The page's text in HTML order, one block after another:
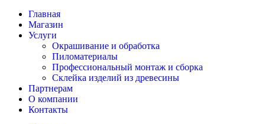
Главная
Магазин
Услуги
Окрашивание и обработка
Пиломатериалы
Профессиональный монтаж и сборка
Склейка изделий из древесины
Партнерам
О компании
Контакты